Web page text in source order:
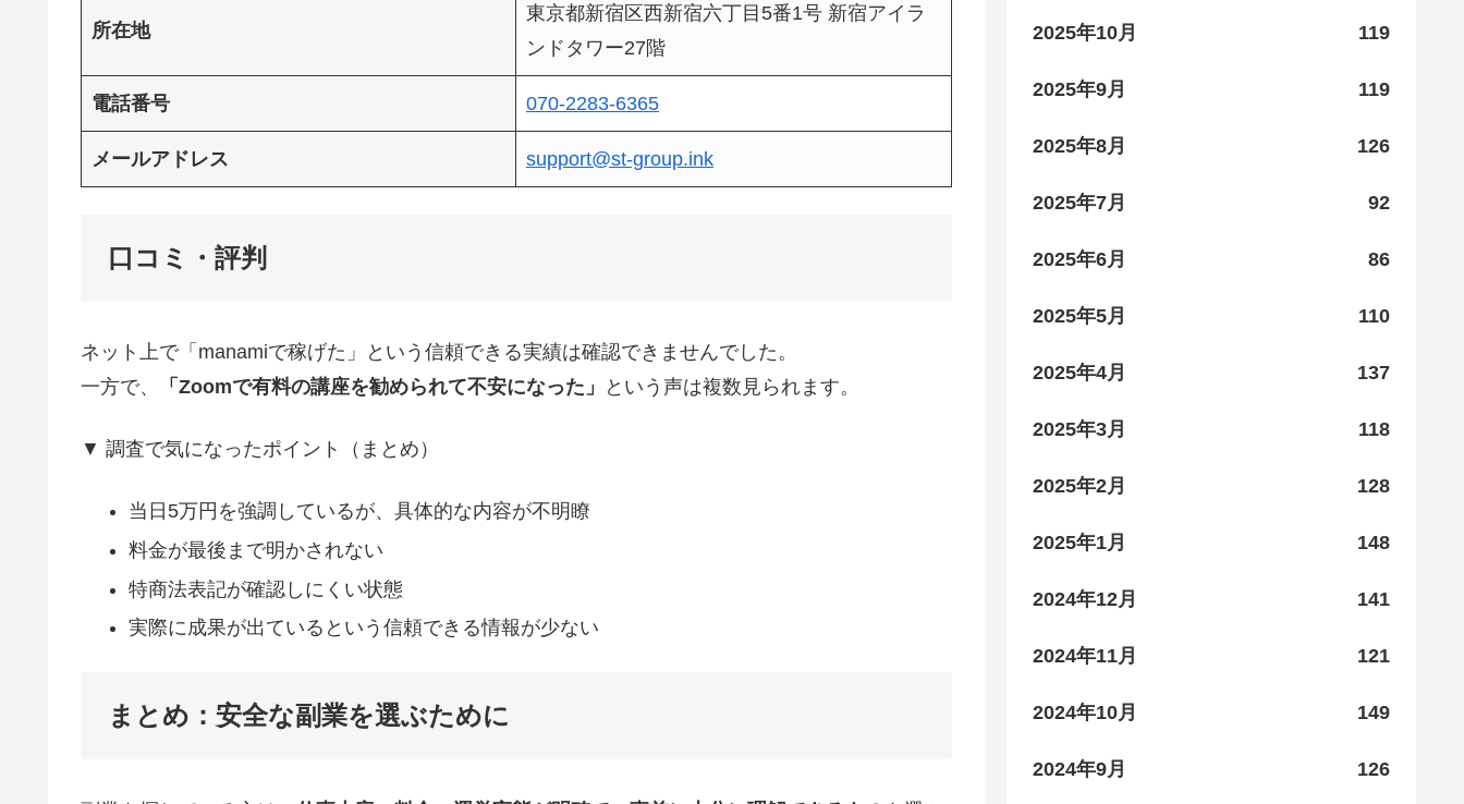
所在地
東京都新宿区西新宿六丁目5番1号 新宿アイラ
ンドタワー27階
電話番号 070-2283-6365
メールアドレス support@st-group.ink
口コミ・評判
ネット上で「manamiで稼げた」という信頼できる実績は確認できませんでした。
一方で、
「Zoomで有料の講座を勧められて不安になった」 という声は複数見られます。
▼ 調査で気になったポイント（まとめ）
当日5万円を強調しているが、具体的な内容が不明瞭
料金が最後まで明かされない
特商法表記が確認しにくい状態
実際に成果が出ているという信頼できる情報が少ない
まとめ：安全な副業を選ぶために
2025年10月 119
2025年9月 119
2025年8月 126
2025年7月 92
2025年6月 86
2025年5月 110
2025年4月 137
2025年3月 118
2025年2月 128
2025年1月 148
2024年12月 141
2024年11月 121
2024年10月 149
2024年9月 126